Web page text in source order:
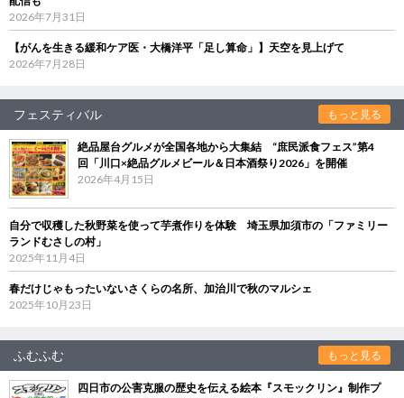
2026年7月31日
【がんを生きる緩和ケア医・大橋洋平「足し算命」】天空を見上げて
2026年7月28日
フェスティバル もっと見る
絶品屋台グルメが全国各地から大集結 “庶民派食フェス”第4
回「川口×絶品グルメビール＆日本酒祭り2026」を開催
2026年4月15日
自分で収穫した秋野菜を使って芋煮作りを体験 埼玉県加須市の「ファミリー
ランドむさしの村」
2025年11月4日
春だけじゃもったいないさくらの名所、加治川で秋のマルシェ
2025年10月23日
ふむふむ もっと見る
四日市の公害克服の歴史を伝える絵本『スモックリン』制作プ